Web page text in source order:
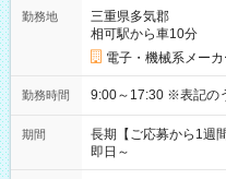
勤務地
三重県多気郡
相可駅から車10分
電子・機械系メーカ
勤務時間 9:00～17:30
期間
長期【ご応募から1週
即日～